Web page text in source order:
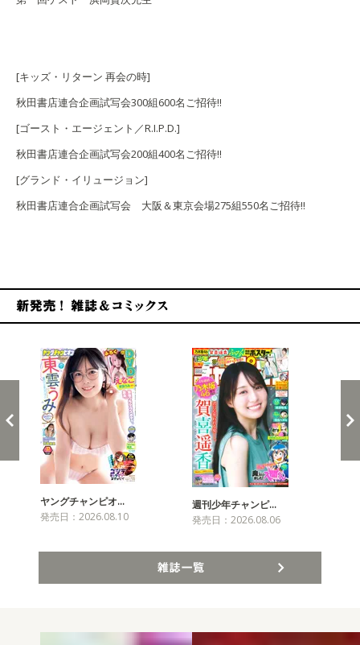
[キッズ・リターン 再会の時]
秋田書店連合企画試写会300組600名ご招待!!
[ゴースト・エージェント／R.I.P.D.]
秋田書店連合企画試写会200組400名ご招待!!
[グランド・イリュージョン]
秋田書店連合企画試写会 大阪＆東京会場275組550名ご招待!!
ヤングチャンピオ…
発売日：2026.08.10
週刊少年チャンピ…
発売日：2026.08.06